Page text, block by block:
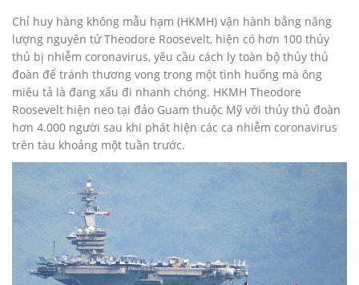
Chỉ huy hàng không mẫu hạm (HKMH) vận hành bằng năng
lượng nguyên tử Theodore Roosevelt, hiện có hơn 100 thủy
thủ bị nhiễm coronavirus, yêu cầu cách ly toàn bộ thủy thủ
đoàn để tránh thương vong trong một tình huống mà ông
miêu tả là đang xấu đi nhanh chóng. HKMH Theodore
Roosevelt hiện neo tại đảo Guam thuộc Mỹ với thủy thủ đoàn
hơn 4.000 người sau khi phát hiện các ca nhiễm coronavirus
trên tàu khoảng một tuần trước.